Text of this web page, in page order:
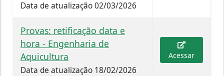
Data de atualização 02/03/2026
Provas: retificação data e
hora - Engenharia de
Aquicultura
Data de atualização 18/02/2026
Acessar